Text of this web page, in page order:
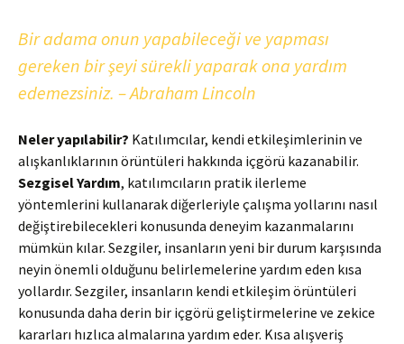
Bir adama onun yapabileceği ve yapması
gereken bir şeyi sürekli yaparak ona yardım
edemezsiniz. – Abraham Lincoln
Neler yapılabilir? Katılımcılar, kendi etkileşimlerinin ve
alışkanlıklarının örüntüleri hakkında içgörü kazanabilir.
Sezgisel Yardım, katılımcıların pratik ilerleme
yöntemlerini kullanarak diğerleriyle çalışma yollarını nasıl
değiştirebilecekleri konusunda deneyim kazanmalarını
mümkün kılar. Sezgiler, insanların yeni bir durum karşısında
neyin önemli olduğunu belirlemelerine yardım eden kısa
yollardır. Sezgiler, insanların kendi etkileşim örüntüleri
konusunda daha derin bir içgörü geliştirmelerine ve zekice
kararları hızlıca almalarına yardım eder. Kısa alışveriş